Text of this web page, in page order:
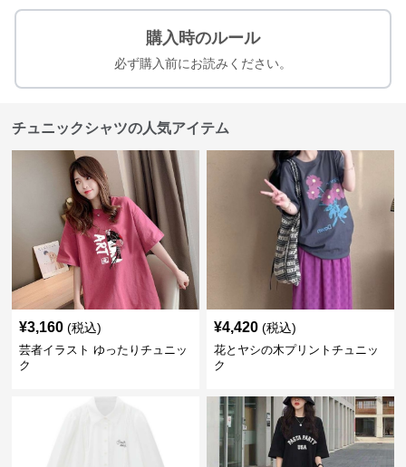
購入時のルール
必ず購入前にお読みください。
チュニックシャツの人気アイテム
¥3,160 (税込)
芸者イラスト ゆったりチュニッ
ク
¥4,420 (税込)
花とヤシの木プリントチュニッ
ク